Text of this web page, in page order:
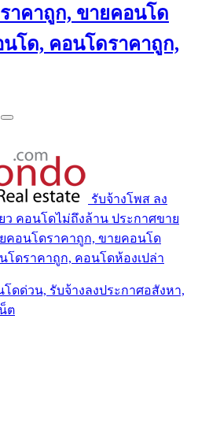
าคาถูก, ขายคอนโด
นโด, คอนโดราคาถูก,
รับจ้างโพส ลง
ว คอนโดไม่ถึงล้าน ประกาศขาย
คอนโดราคาถูก, ขายคอนโด
โดราคาถูก, คอนโดห้องเปล่า
ดด่วน, รับจ้างลงประกาศอสังหา,
ต